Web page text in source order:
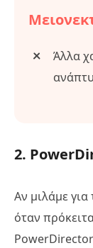
Άλλα
2.
Αν μιλάμε
όταν